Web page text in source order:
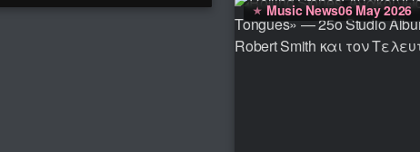
Music News06 May 2026